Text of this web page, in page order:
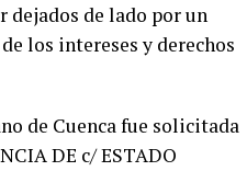
dejados de lado por un
los intereses y derechos
de Cuenca fue solicitada
DE c/ ESTADO